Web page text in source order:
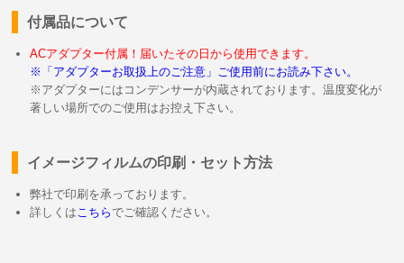
付属品について
ACアダプター付属！届いたその日から使用できます。
※「アダプターお取扱上のご注意」ご使用前にお読み下さい。
※アダプターにはコンデンサーが内蔵されております。温度変化が
著しい場所でのご使用はお控え下さい。
イメージフィルムの印刷・セット方法
弊社で印刷を承っております。
詳しくは こちら でご確認ください。